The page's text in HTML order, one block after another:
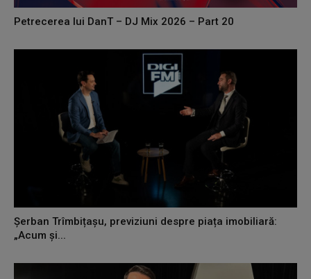
Petrecerea lui DanT – DJ Mix 2026 – Part 20
Șerban Trîmbițașu, previziuni despre piața imobiliară:
„Acum și...